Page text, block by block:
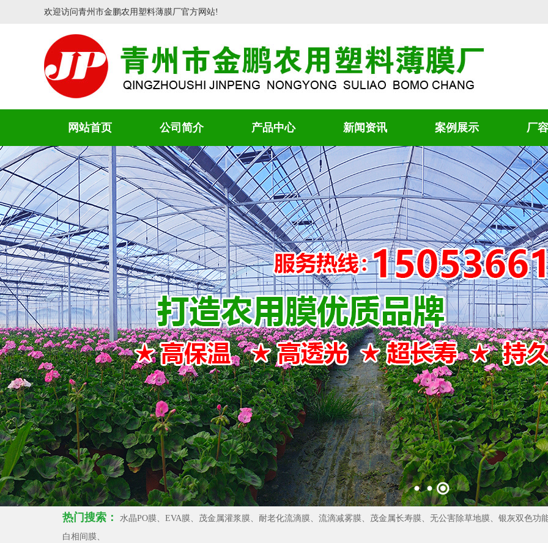
欢迎访问青州市金鹏农用塑料薄膜厂官方网站!
网站首页 公司简介 产品中心 新闻资讯 案例展示 厂
热门搜索：
水晶PO膜、EVA膜、茂金属灌浆膜、耐老化流滴膜、流滴减雾膜、茂金属长寿膜、无公害除草地膜、银灰双色功
白相间膜、